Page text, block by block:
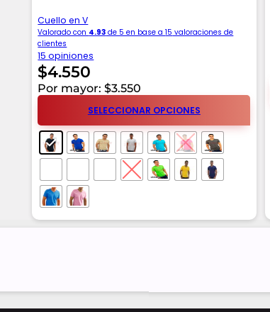
Cuello en V
Valorado con 4.93 de 5 en base a15 valoraciones de
clientes
15 opiniones
$4.550
Por mayor: $3.550
SELECCIONAR OPCIONES